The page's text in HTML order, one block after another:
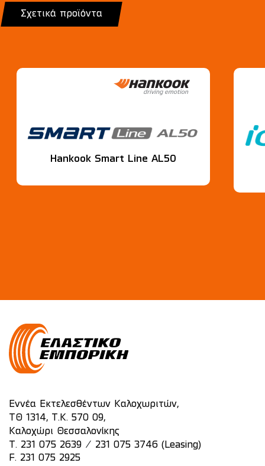
Σχετικά προϊόντα
Hankook Smart Line AL50
Εννέα Εκτελεσθέντων Καλοχωριτών,
ΤΘ 1314, Τ.Κ. 570 09,
Καλοχώρι Θεσσαλονίκης
T. 231 075 2639 / 231 075 3746 (Leasing)
F. 231 075 2925